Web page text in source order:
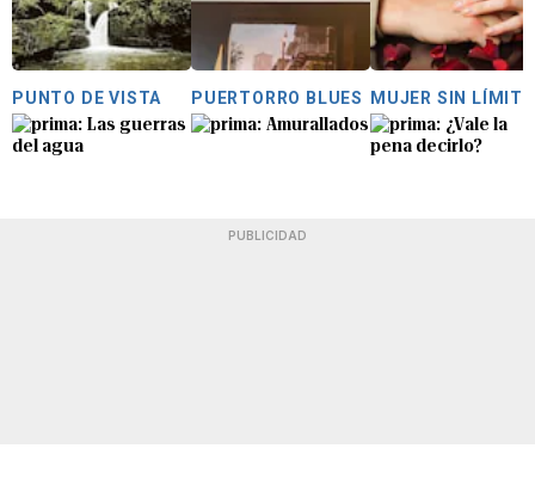
PUNTO DE VISTA
Las guerras
del agua
PUERTORRO BLUES
Amurallados
MUJER SIN LÍMITE
¿Vale la
pena decirlo?
PUBLICIDAD